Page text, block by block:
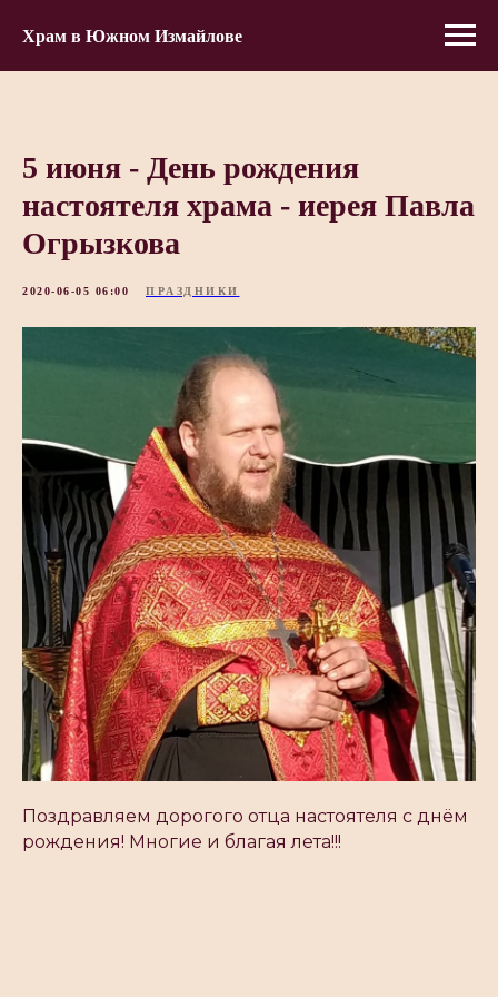
Храм в Южном Измайлове
5 июня - День рождения
настоятеля храма - иерея Павла
Огрызкова
2020-06-05 06:00 ПРАЗДНИКИ
Поздравляем дорогого отца настоятеля с днём
рождения! Многие и благая лета!!!